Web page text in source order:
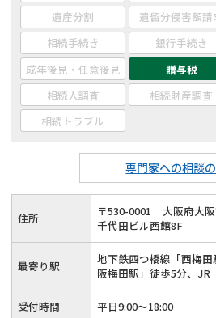
専門家への相談
遺産分割
遺留分侵害額請
相続手続き
銀行手続き
成年後見・任意後見
贈与税
相続人調査
相続財産調査
相続トラブル
住所 〒530-0001
大阪府大
千代田ビル西館8F
最寄り駅
地下鉄四つ橋線「西梅
阪梅田駅」徒歩5分、JR
受付時間 平日9:00～18:00